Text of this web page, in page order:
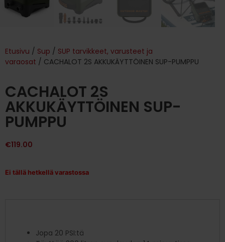
Etusivu / Sup / SUP tarvikkeet, varusteet ja
varaosat / CACHALOT 2S AKKUKÄYTTÖINEN SUP-PUMPPU
CACHALOT 2S
AKKUKÄYTTÖINEN SUP-
PUMPPU
€119.00
Ei tällä hetkellä varastossa
Jopa 20 PSI:tä